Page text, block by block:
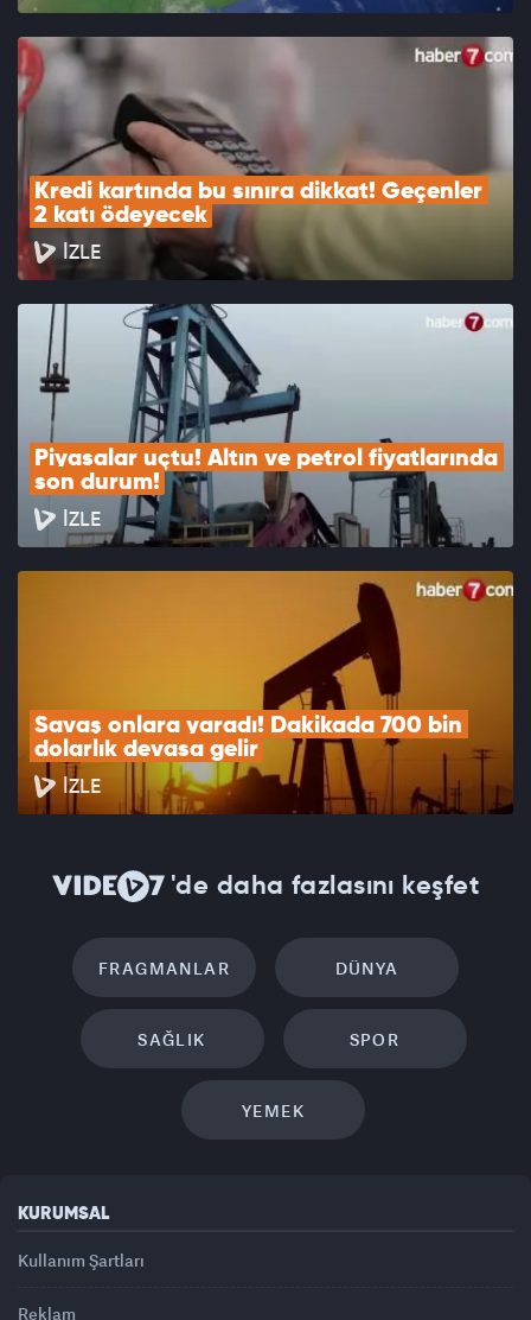
Kredi kartında bu sınıra dikkat! Geçenler
2 katı ödeyecek
İZLE
Piyasalar uçtu! Altın ve petrol fiyatlarında
son durum!
İZLE
Savaş onlara yaradı! Dakikada 700 bin
dolarlık devasa gelir
İZLE
'de daha fazlasını keşfet
FRAGMANLAR DÜNYA
SAĞLIK SPOR
YEMEK
KURUMSAL
Kullanım Şartları
Reklam